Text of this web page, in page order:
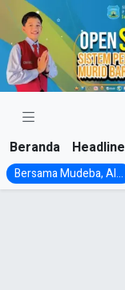
Skip
content
Beranda Headline
Bersama Mudeba, Al...